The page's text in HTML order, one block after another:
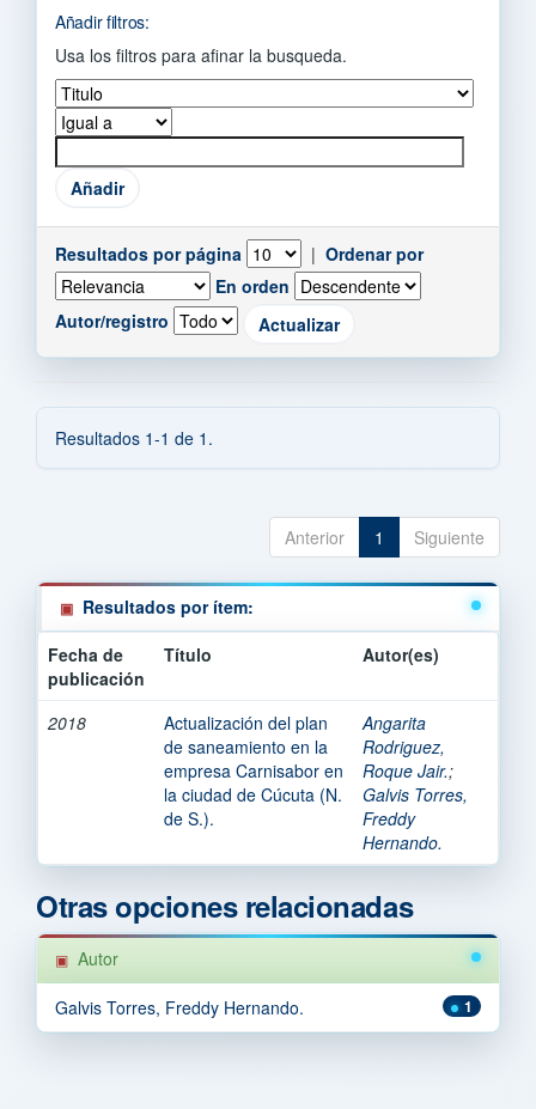
Añadir filtros:
Usa los filtros para afinar la busqueda.
Resultados por página | Ordenar por
En orden
Autor/registro
Resultados 1-1 de 1.
Anterior 1 Siguiente
Resultados por ítem:
Fecha de
publicación
Título Autor(es)
2018
Actualización del plan
de saneamiento en la
empresa Carnisabor en
la ciudad de Cúcuta (N.
de S.).
Angarita
Rodriguez,
Roque Jair.;
Galvis Torres,
Freddy
Hernando.
Otras opciones relacionadas
Autor
1
Galvis Torres, Freddy Hernando.